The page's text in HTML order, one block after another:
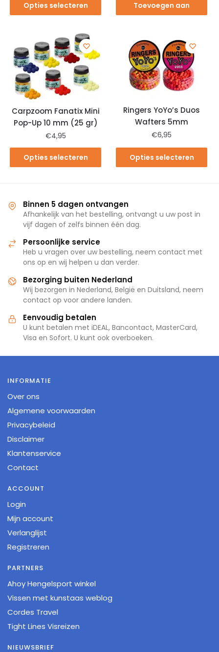
Opties selecteren
Toevoegen aan
Carpzoom Fanatix Mini
Pop-Up 10 mm (25 gr)
€4,95
Opties selecteren
Ringers YoYo’s Duos
Wafters 5mm
€6,95
Opties selecteren
Binnen 5 dagen ontvangen
Afhankelijk van het bestelling, ontvangt u uw post in
vijf dagen of zelfs binnen één dag.
Persoonlijke service
Heb u vragen over uw bestelling, neem contact met
ons op en wij helpen u dan verder.
Bezorging buiten Nederland
Wij bezorgen in Nederland, België en Duitsland, neem
contact op voor andere landen.
Eenvoudig betalen
U kunt betalen met iDEAL, Bancontact, MasterCard,
Visa en Sofort. U kunt ook overboeken.
INFORMATIE
Over ons
Algemene voorwaarden
Privacybeleid
Disclaimer
Klantenservice
Contact
ACCOUNT
Login
Mijn account
Verlanglijst
Registreren
PARTNERS
Ahoy Hengelsport winkel
Vissen met kunstaas weblog
Cordes Travel
Tight Lines Visreizen
NIEUWSBRIEF